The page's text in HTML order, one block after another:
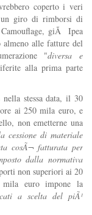
coperto i veri
un giro di rimborsi di
giÃ Ipea
almeno alle fatture del
"diversa e
alla prima parte
stessa data, il 30
ai 250 mila euro, e
non emetterne una
cessione di materiale
cosÃ¬ fatturata per
dalla normativa
non superiori ai 20
euro impone la
a scelta del piÃ¹